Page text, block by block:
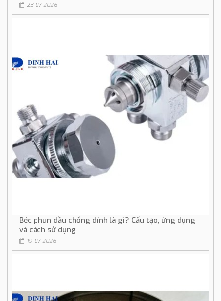
23-07-2026
Béc phun dầu chống dính là gì? Cấu tạo, ứng dụng
và cách sử dụng
19-07-2026